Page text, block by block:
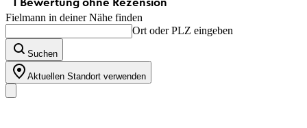
Fielmann in deiner Nähe finden
Ort oder PLZ eingeben
Suchen
Aktuellen Standort verwenden